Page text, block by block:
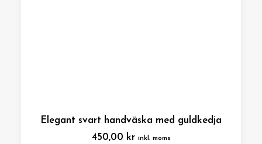
Elegant svart handväska med guldkedja
450,00 kr inkl. moms